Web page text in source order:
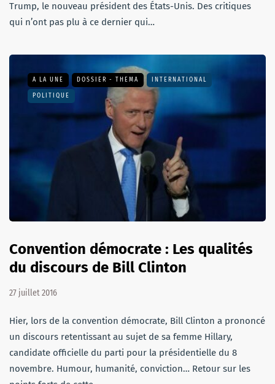
Trump, le nouveau président des États-Unis. Des critiques
qui n’ont pas plu à ce dernier qui…
A LA UNE DOSSIER - THEMA INTERNATIONAL
POLITIQUE
Convention démocrate : Les qualités
du discours de Bill Clinton
27 juillet 2016
Hier, lors de la convention démocrate, Bill Clinton a prononcé
un discours retentissant au sujet de sa femme Hillary,
candidate officielle du parti pour la présidentielle du 8
novembre. Humour, humanité, conviction… Retour sur les